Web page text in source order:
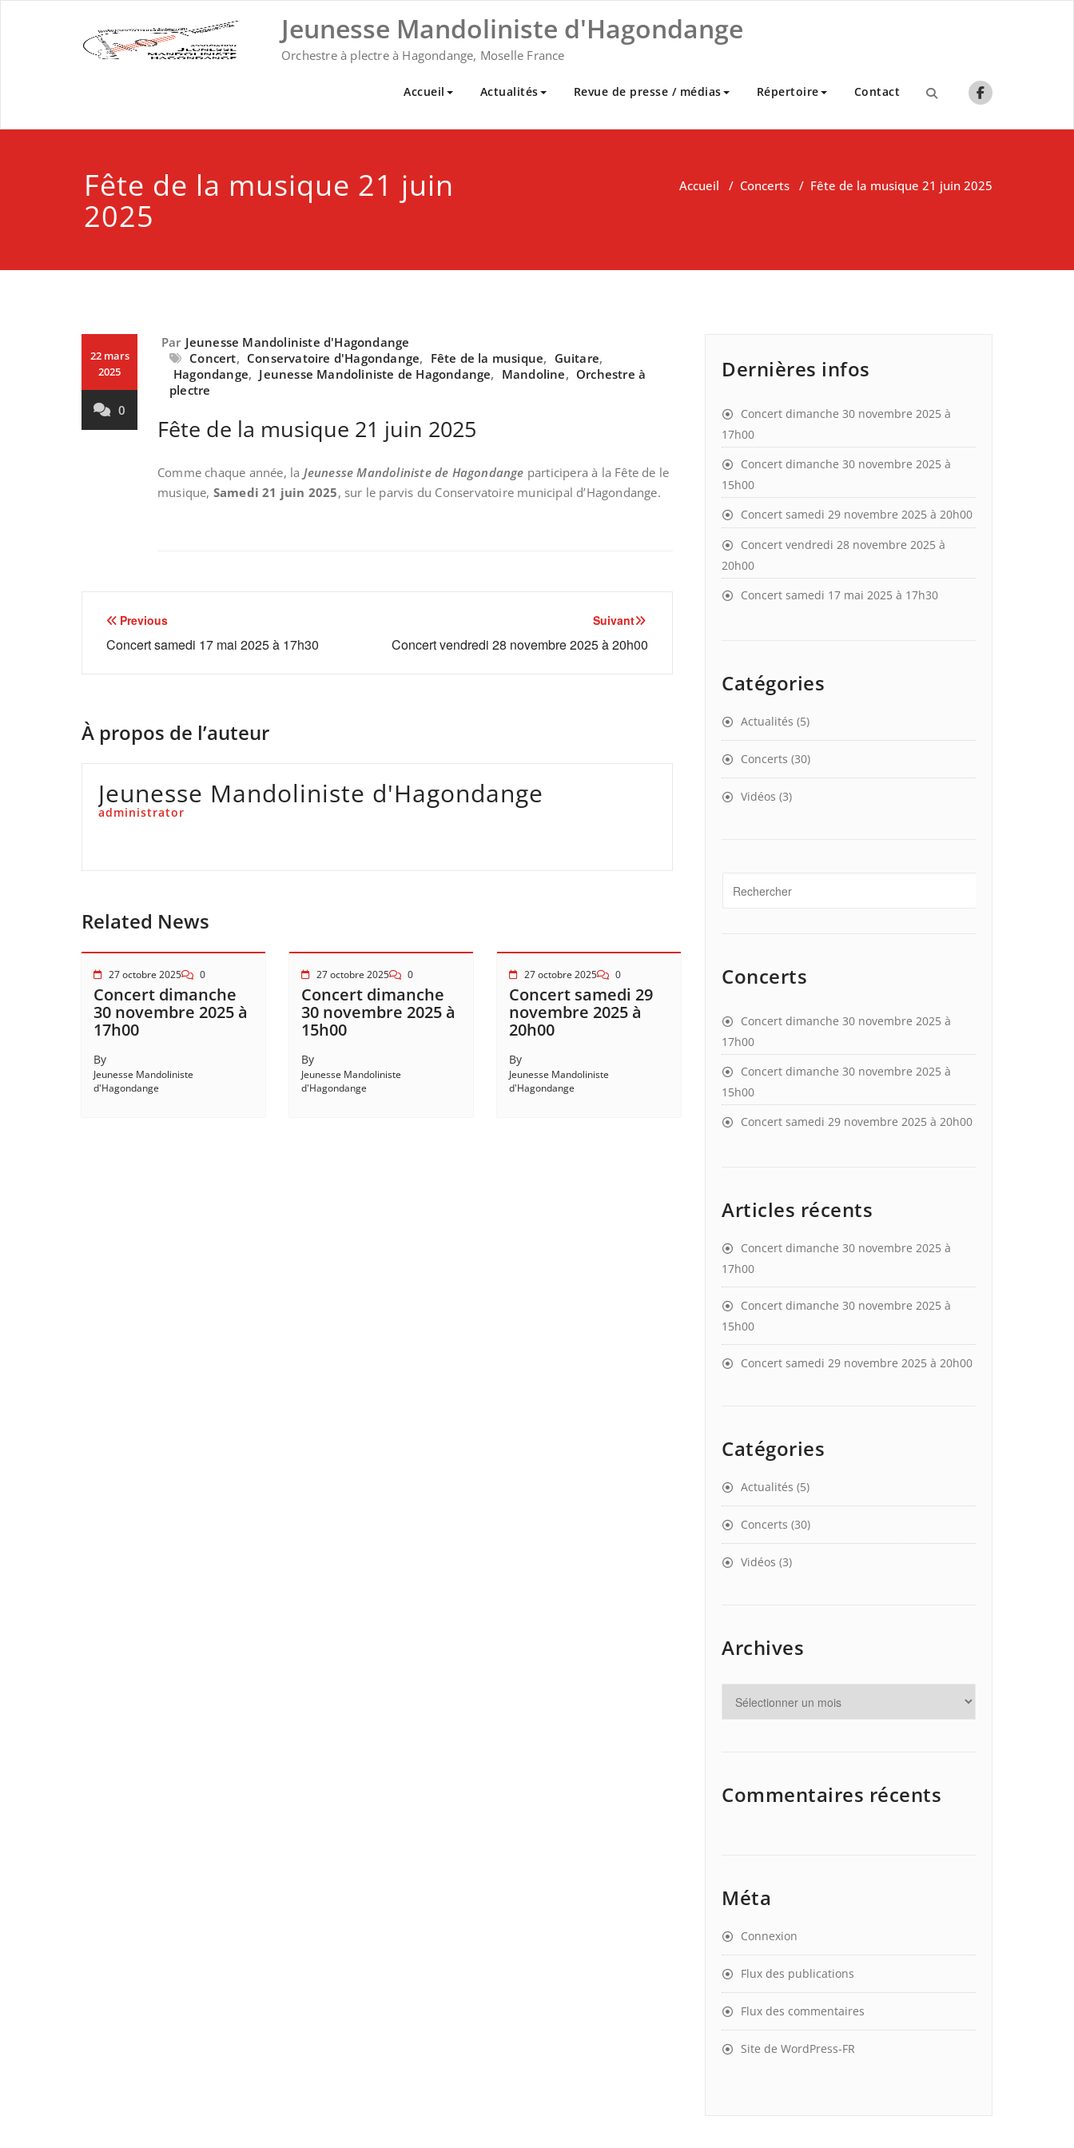
Jeunesse Mandoliniste d'Hagondange
Orchestre à plectre à Hagondange, Moselle France
Accueil Actualités Revue de presse / médias Répertoire Contact
Fête de la musique 21 juin
2025
Accueil / Concerts / Fête de la musique 21 juin 2025
22 mars
2025
0
Par Jeunesse Mandoliniste d'Hagondange
Concert, Conservatoire d'Hagondange, Fête de la musique, Guitare,
Hagondange, Jeunesse Mandoliniste de Hagondange, Mandoline, Orchestre à
plectre
Fête de la musique 21 juin 2025
Comme chaque année, la Jeunesse Mandoliniste de Hagondange participera à la Fête de le
musique, Samedi 21 juin 2025, sur le parvis du Conservatoire municipal d’Hagondange.
Navigation
de
Previous
Concert samedi 17 mai 2025 à 17h30
Suivant
Concert vendredi 28 novembre 2025 à 20h00
À propos de l’auteur
Jeunesse Mandoliniste d'Hagondange
administrator
Related News
27 octobre 2025 0
Concert dimanche
30 novembre 2025 à
17h00
By
Jeunesse Mandoliniste
d'Hagondange
27 octobre 2025 0
Concert dimanche
30 novembre 2025 à
15h00
By
Jeunesse Mandoliniste
d'Hagondange
27 octobre 2025 0
Concert samedi 29
novembre 2025 à
20h00
By
Jeunesse Mandoliniste
d'Hagondange
Dernières infos
Concert dimanche 30 novembre 2025 à
17h00
Concert dimanche 30 novembre 2025 à
15h00
Concert samedi 29 novembre 2025 à 20h00
Concert vendredi 28 novembre 2025 à
20h00
Concert samedi 17 mai 2025 à 17h30
Catégories
Actualités (5)
Concerts (30)
Vidéos (3)
Concerts
Concert dimanche 30 novembre 2025 à
17h00
Concert dimanche 30 novembre 2025 à
15h00
Concert samedi 29 novembre 2025 à 20h00
Articles récents
Concert dimanche 30 novembre 2025 à
17h00
Concert dimanche 30 novembre 2025 à
15h00
Concert samedi 29 novembre 2025 à 20h00
Catégories
Actualités (5)
Concerts (30)
Vidéos (3)
Archives
Commentaires récents
Méta
Connexion
Flux des publications
Flux des commentaires
Site de WordPress-FR